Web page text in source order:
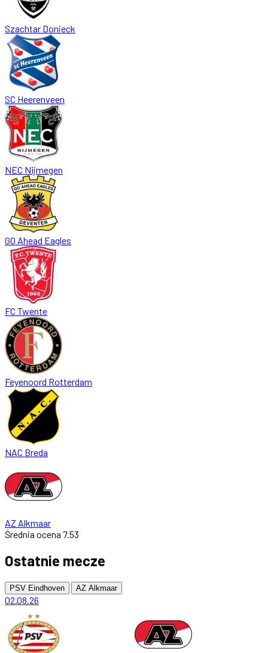
Szachtar Donieck
SC Heerenveen
NEC Nijmegen
GO Ahead Eagles
FC Twente
Feyenoord Rotterdam
NAC Breda
AZ Alkmaar
Średnia ocena 7.53
Ostatnie mecze
PSV Eindhoven AZ Alkmaar
02.08.26